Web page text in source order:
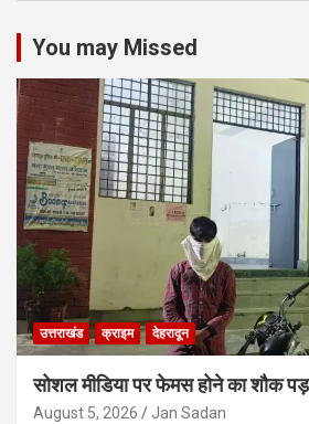
You may Missed
उत्तराखंड क्राइम देहरादून
सोशल मीडिया पर फेमस होने का शौक
August 5, 2026 Jan Sadan